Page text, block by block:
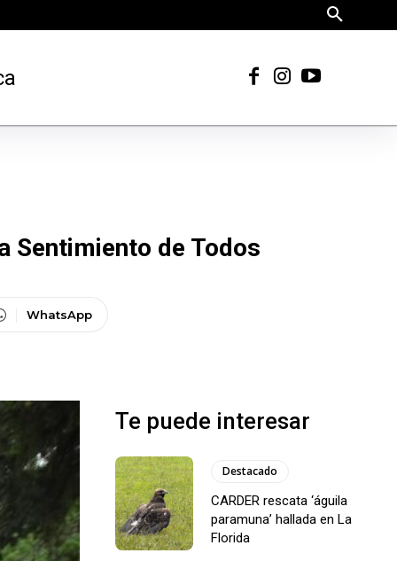
Sentimiento de Todos
WhatsApp
Te puede interesar
Destacado
CARDER rescata ‘águila
paramuna’ hallada en La
Florida